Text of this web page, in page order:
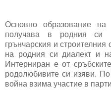
Основно образование на
получава в родния си
грънчарския и строителния
на родния си диалект и
Интерниран е от
родолюбивите си изяви.
война взима участие в